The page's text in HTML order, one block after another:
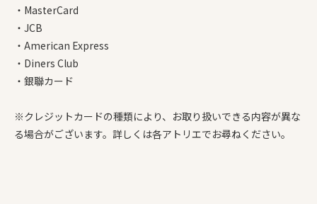
・MasterCard
・JCB
・American Express
・Diners Club
・銀聯カード
※クレジットカードの種類により、 お取り扱いできる内容が異な
る場合がございます。 詳しくは各アトリエでお尋ねください。